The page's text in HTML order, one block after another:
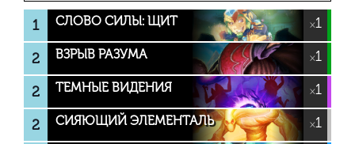
1
СЛОВО СИЛЫ: ЩИТ ×1
2 ВЗРЫВ РАЗУМА ×1
2 ТЕМНЫЕ ВИДЕНИЯ ×1
2 СИЯЮЩИЙ ЭЛЕМЕНТАЛЬ ×1